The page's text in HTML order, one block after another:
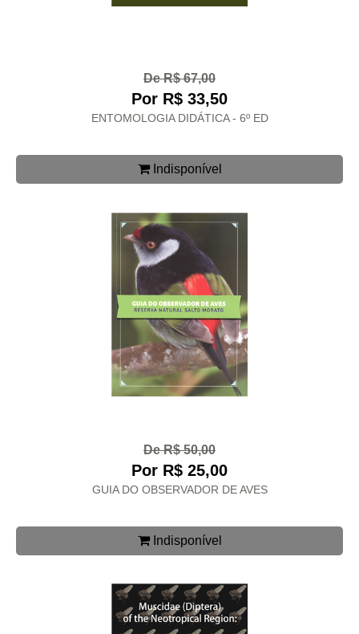
De R$ 67,00
Por R$ 33,50
ENTOMOLOGIA DIDÁTICA - 6º ED
Indisponível
De R$ 50,00
Por R$ 25,00
GUIA DO OBSERVADOR DE AVES
Indisponível